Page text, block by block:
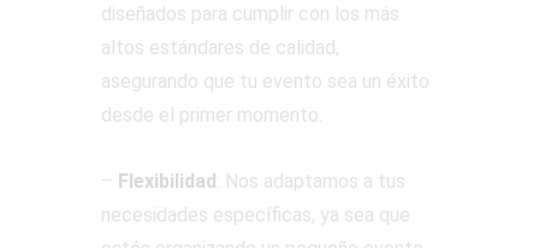
diseñados para cumplir con los más
altos estándares de calidad,
asegurando que tu evento sea un éxito
desde el primer momento.
– Flexibilidad: Nos adaptamos a tus
necesidades específicas, ya sea que